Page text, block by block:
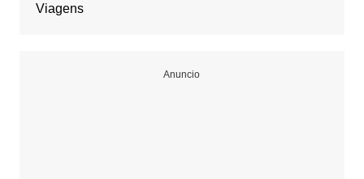
Viagens
Anuncio